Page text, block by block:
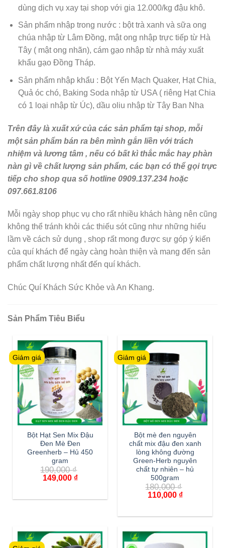
dùng dịch vụ xay tại shop với gia 12.000/kg đậu khô.
Sản phẩm nhập trong nước : bột trà xanh và sữa ong
chúa nhập từ Lâm Đồng, mật ong nhập trực tiếp từ Hà
Tây ( mật ong nhãn), cám gạo nhập từ nhà máy xuất
khẩu gạo Đồng Tháp.
Sản phẩm nhập khẩu : Bột Yến Mạch Quaker, Hạt Chia,
Quả óc chó, Baking Soda nhập từ USA ( riêng Hạt Chia
có 1 loại nhập từ Úc), dầu oliu nhập từ Tây Ban Nha
Trên đây là xuất xứ của các sản phẩm tại shop, mỗi
một sản phẩm bán ra bên mình gắn liền với trách
nhiệm và lương tâm , nếu có bất kì thắc mắc hay phàn
nàn gì về chất lượng sản phẩm, các bạn có thể gọi trực
tiếp cho shop qua số hotline 0909.137.234 hoặc
097.661.8106
Mỗi ngày shop phục vụ cho rất nhiều khách hàng nên cũng
không thể tránh khỏi các thiếu sót cũng như những hiểu
lầm về cách sử dụng , shop rất mong được sự góp ý kiến
của quí khách để ngày càng hoàn thiện và mang đến sản
phẩm chất lượng nhất đến quí khách.
Chúc Quí Khách Sức Khỏe và An Khang.
Sản Phẩm Tiêu Biểu
Giảm giá
Bột Hạt Sen Mix Đậu
Đen Mè Đen
Greenherb – Hủ 450
gram
190,000₫
149,000 ₫
Giảm giá
Bột mè đen nguyên
chất mix đậu đen xanh
lòng không đường
Green-Herb nguyên
chất tự nhiên – hủ
500gram
180,000₫
110,000 ₫